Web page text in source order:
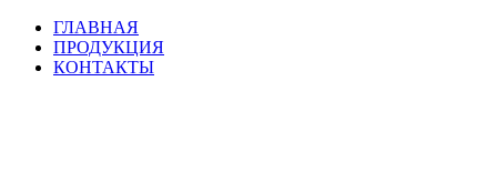
ГЛАВНАЯ
ПРОДУКЦИЯ
КОНТАКТЫ